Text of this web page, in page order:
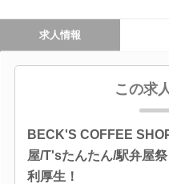
求人情報
この求
BECK'S COFFEE
屋/T'sたんたん/駅弁屋
利厚生！